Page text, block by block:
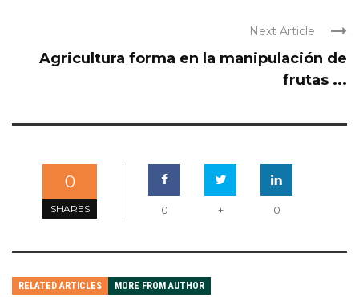
Next Article
Agricultura forma en la manipulación de
frutas ...
0
SHARES 0 + 0
RELATED ARTICLES MORE FROM AUTHOR